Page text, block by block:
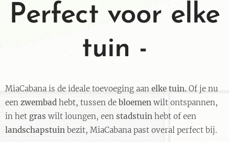
Perfect voor elke
tuin -
MiaCabana is de ideale toevoeging aan elke tuin. Of je nu
een zwembad hebt, tussen de bloemen wilt ontspannen,
in het gras wilt loungen, een stadstuin hebt of een
landschapstuin bezit, MiaCabana past overal perfect bij.